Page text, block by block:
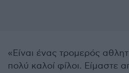
«Είναι ένας τρομερός
πολύ καλοί φίλοι. Είμαστε